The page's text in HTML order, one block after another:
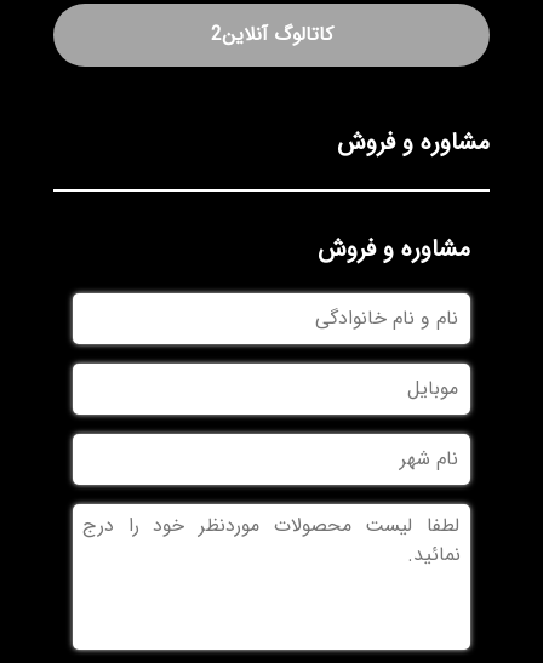
کاتالوگ آنلاین2
مشاوره و فروش
مشاوره و فروش
نام
و
نام
خانوادگی
موبایل
نام
شهر
بدون
عنوان